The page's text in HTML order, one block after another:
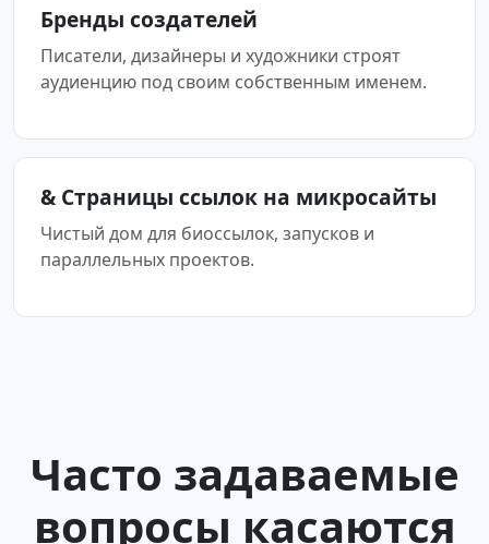
Бренды создателей
Писатели, дизайнеры и художники строят
аудиенцию под своим собственным именем.
& Страницы ссылок на микросайты
Чистый дом для биоссылок, запусков и
параллельных проектов.
Часто задаваемые
вопросы касаются